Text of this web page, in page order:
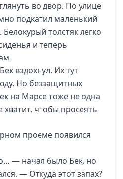
во двор. По улице
подкатил маленький
толстяк легко
и теперь
вздохнул. Их тут
Но беззащитных
на Марсе тоже не одна
хватит, чтобы просеять
проеме появился
— начал было Бек, но
— Откуда этот запах?